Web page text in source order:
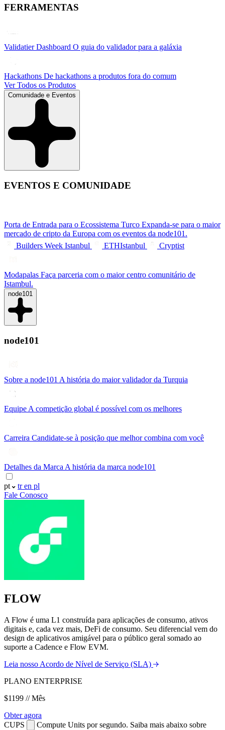
FERRAMENTAS
Validatier Dashboard O guia do validador para a galáxia
Hackathons De hackathons a produtos fora do comum
Ver Todos os Produtos
Comunidade e Eventos
EVENTOS E COMUNIDADE
Porta de Entrada para o Ecossistema Turco Expanda-se para o maior
mercado de cripto da Europa com os eventos da node101.
Builders Week Istanbul
ETHIstanbul Cryptist
Modapalas Faça parceria com o maior centro comunitário de
Istambul.
node101
node101
Sobre a node101 A história do maior validador da Turquia
Equipe A competição global é possível com os melhores
Carreira Candidate-se à posição que melhor combina com você
Detalhes da Marca A história da marca node101
pt tren pl
Fale Conosco
FLOW
A Flow é uma L1 construída para aplicações de consumo, ativos
digitais e, cada vez mais, DeFi de consumo. Seu diferencial vem do
design de aplicativos amigável para o público geral somado ao
suporte a Cadence e Flow EVM.
Leia nosso Acordo de Nível de Serviço (SLA)
PLANO ENTERPRISE
$1199 // Mês
Obter agora
CUPS
Compute Units por segundo. Saiba mais abaixo sobre